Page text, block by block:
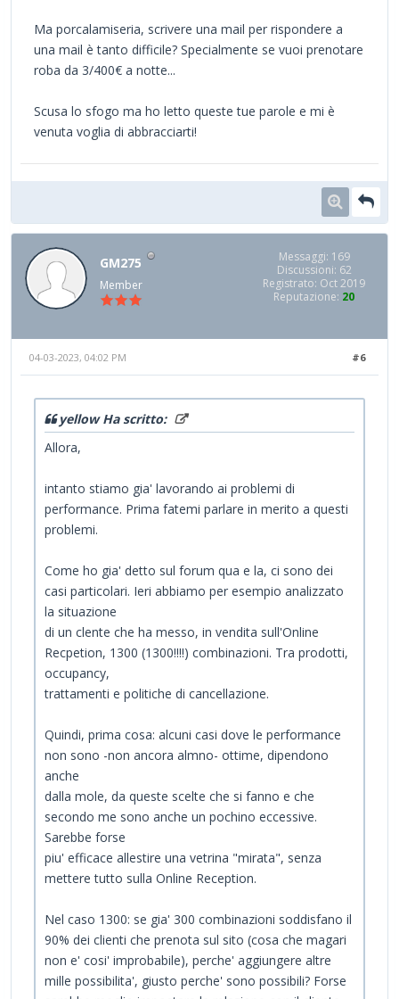
Ma porcalamiseria, scrivere una mail per rispondere a
una mail è tanto difficile? Specialmente se vuoi prenotare
roba da 3/400€ a notte...
Scusa lo sfogo ma ho letto queste tue parole e mi è
venuta voglia di abbracciarti!
GM275
Member
Messaggi: 169
Discussioni: 62
Registrato: Oct 2019
Reputazione: 20
#6
04-03-2023, 04:02 PM
yellow Ha scritto:
Allora,
intanto stiamo gia' lavorando ai problemi di
performance. Prima fatemi parlare in merito a questi
problemi.
Come ho gia' detto sul forum qua e la, ci sono dei
casi particolari. Ieri abbiamo per esempio analizzato
la situazione
di un clente che ha messo, in vendita sull'Online
Recpetion, 1300 (1300!!!!) combinazioni. Tra prodotti,
occupancy,
trattamenti e politiche di cancellazione.
Quindi, prima cosa: alcuni casi dove le performance
non sono -non ancora almno- ottime, dipendono
anche
dalla mole, da queste scelte che si fanno e che
secondo me sono anche un pochino eccessive.
Sarebbe forse
piu' efficace allestire una vetrina "mirata", senza
mettere tutto sulla Online Reception.
Nel caso 1300: se gia' 300 combinazioni soddisfano il
90% dei clienti che prenota sul sito (cosa che magari
non e' cosi' improbabile), perche' aggiungere altre
mille possibilita', giusto perche' sono possibili? Forse